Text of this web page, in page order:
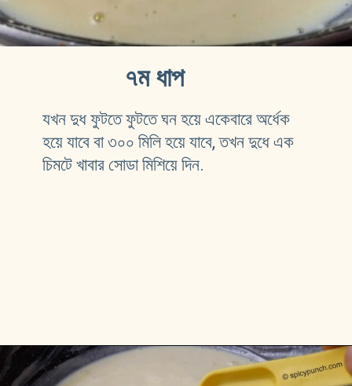
৭ম ধাপ
যখন দুধ ফুটতে ফুটতে ঘন হয়ে একেবারে অর্ধেক
হয়ে যাবে বা ৩০০ মিলি হয়ে যাবে, তখন দুধে এক
চিমটে খাবার সোডা মিশিয়ে দিন.